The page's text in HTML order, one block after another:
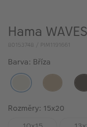
Hama
80153748 / PIM1191661
Barva: Bříza
Rozměry: 15x20